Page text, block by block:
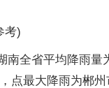
考)
南全省平均降雨量
点最大降雨为郴